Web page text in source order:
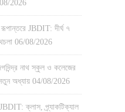
2026
রূপান্তরে JBDIT: দীর্ঘ ৭
06/08/2026
নাথ স্কুল ও কলেজের
অধ্যায় 04/08/2026
ক্লাস, প্র্যাকটিক্যাল